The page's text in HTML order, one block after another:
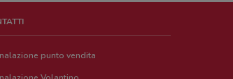
punto vendita